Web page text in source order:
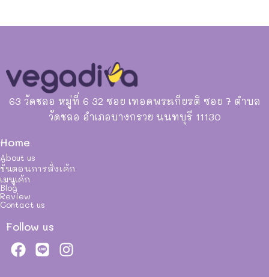
63 วัดชลอ หมู่ที่ 6 32 ซอย เทอดพระเกียรติ ซอย 7 ตำบล
วัดชลอ อำเภอบางกรวย นนทบุรี 11130
Home
About us
ขั้นตอนการสั่งเค้ก
เมนูเค้ก
Blog
Review
Contact us
Follow us